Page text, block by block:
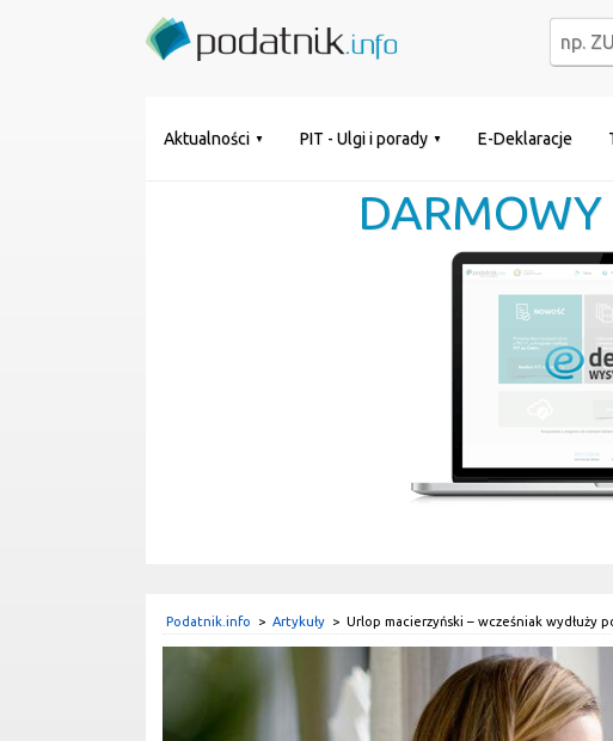
Aktualności PIT - Ulgi i porady E-Deklaracje
Podatnik.info > Artykuły > Urlop macierzyński – wcześniak wydłuży